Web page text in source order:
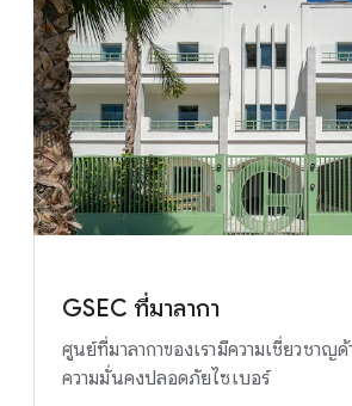
GSEC ที่มาลากา
ศูนย์ที่มาลากาของเรามีความเชี่ยวชาญด้
ความมั่นคงปลอดภัยไซเบอร์